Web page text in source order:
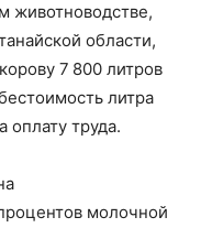
животноводстве,
области,
7 800 литров
литра
оплату труда.
молочной